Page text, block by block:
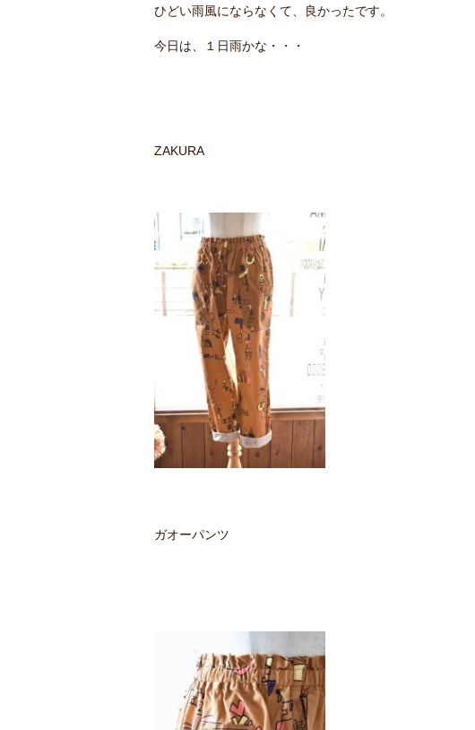
ひどい雨風にならなくて、良かったです。
今日は、１日雨かな・・・
ZAKURA
ガオーパンツ